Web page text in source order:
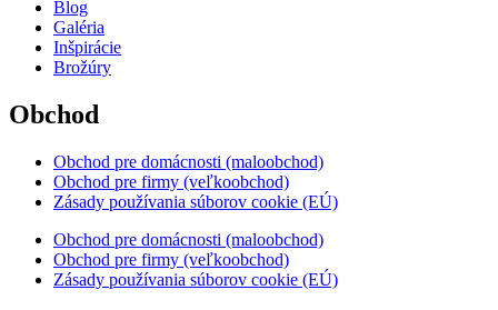
Blog
Galéria
Inšpirácie
Brožúry
Obchod
Obchod pre domácnosti (maloobchod)
Obchod pre firmy (veľkoobchod)
Zásady používania súborov cookie (EÚ)
Obchod pre domácnosti (maloobchod)
Obchod pre firmy (veľkoobchod)
Zásady používania súborov cookie (EÚ)